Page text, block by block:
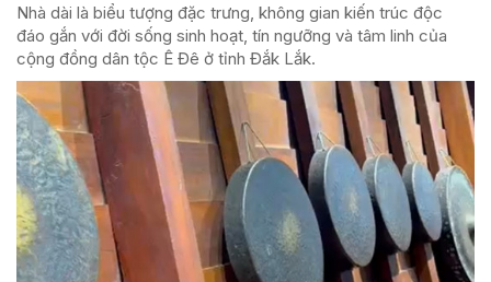
Nhà dài là biểu tượng đặc trưng, không gian kiến trúc độc
đáo gắn với đời sống sinh hoạt, tín ngưỡng và tâm linh của
cộng đồng dân tộc Ê Đê ở tỉnh Đắk Lắk.